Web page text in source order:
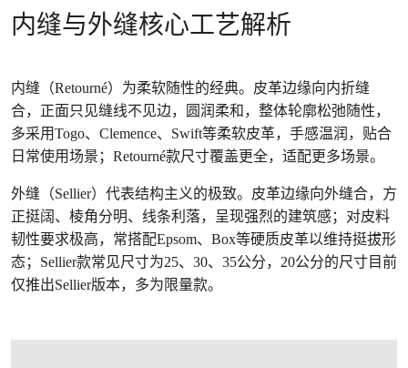
内缝与外缝核心工艺解析
内缝（Retourné）为柔软随性的经典。皮革边缘向内折缝
合，正面只见缝线不见边，圆润柔和，整体轮廓松弛随性，
多采用Togo、Clemence、Swift等柔软皮革，手感温润，贴合
日常使用场景；Retourné款尺寸覆盖更全，适配更多场景。
外缝（Sellier）代表结构主义的极致。皮革边缘向外缝合，方
正挺阔、棱角分明、线条利落，呈现强烈的建筑感；对皮料
韧性要求极高，常搭配Epsom、Box等硬质皮革以维持挺拔形
态；Sellier款常见尺寸为25、30、35公分，20公分的尺寸目前
仅推出Sellier版本，多为限量款。